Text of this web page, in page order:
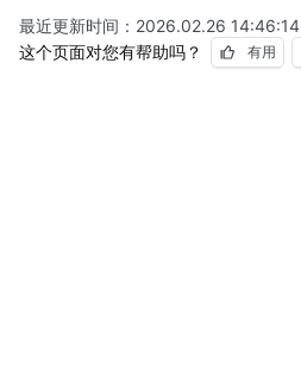
最近更新时间： 2026.02.26 14:46:14
这个页面对您有帮助吗？
有用